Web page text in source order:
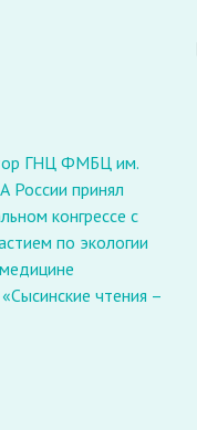
ГНЦ ФМБЦ им.
России принял
конгрессе с
по экологии
чтения –